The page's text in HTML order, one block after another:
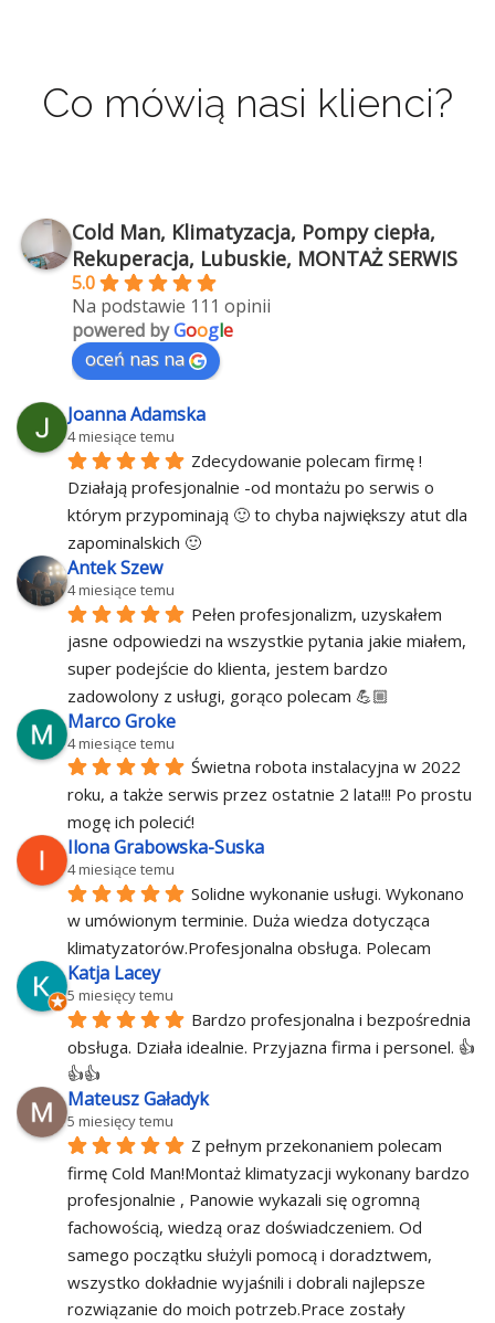
Co mówią nasi klienci?
Cold Man, Klimatyzacja, Pompy ciepła,
Rekuperacja, Lubuskie, MONTAŻ SERWIS
5.0
Na podstawie 111 opinii
powered byGoogle
oceń nas na
Joanna Adamska
4 miesiące temu
Zdecydowanie polecam firmę !
Działają profesjonalnie -od montażu po serwis o
którym przypominają 🙂 to chyba największy atut dla
zapominalskich 🙂
Antek Szew
4 miesiące temu
Pełen profesjonalizm, uzyskałem
jasne odpowiedzi na wszystkie pytania jakie miałem,
super podejście do klienta, jestem bardzo
zadowolony z usługi, gorąco polecam 💪🏼
Marco Groke
4 miesiące temu
Świetna robota instalacyjna w 2022
roku, a także serwis przez ostatnie 2 lata!!! Po prostu
mogę ich polecić!
Ilona Grabowska-Suska
4 miesiące temu
Solidne wykonanie usługi. Wykonano
w umówionym terminie. Duża wiedza dotycząca
klimatyzatorów.Profesjonalna obsługa. Polecam
Katja Lacey
5 miesięcy temu
Bardzo profesjonalna i bezpośrednia
obsługa. Działa idealnie. Przyjazna firma i personel. 👍
👍👍
Mateusz Gaładyk
5 miesięcy temu
Z pełnym przekonaniem polecam
firmę Cold Man!Montaż klimatyzacji wykonany bardzo
profesjonalnie , Panowie wykazali się ogromną
fachowością, wiedzą oraz doświadczeniem. Od
samego początku służyli pomocą i doradztwem,
wszystko dokładnie wyjaśnili i dobrali najlepsze
rozwiązanie do moich potrzeb.Prace zostały